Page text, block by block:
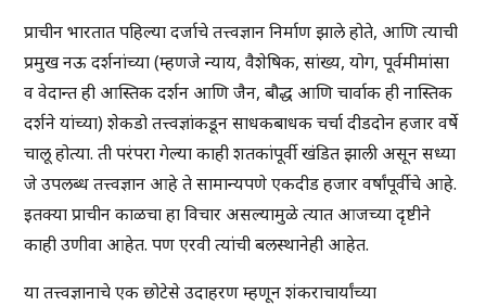
प्राचीन भारतात पहिल्या दर्जाचे तत्त्वज्ञान निर्माण झाले होते, आणि त्याची
प्रमुख नऊ दर्शनांच्या (म्हणजे न्याय, वैशेषिक, सांख्य, योग, पूर्वमीमांसा
व वेदान्त ही आस्तिक दर्शन आणि जैन, बौद्ध आणि चार्वाक ही नास्तिक
दर्शने यांच्या) शेकडो तत्त्वज्ञांकडून साधकबाधक चर्चा दीडदोन हजार वर्षे
चालू होत्या. ती परंपरा गेल्या काही शतकांपूर्वी खंडित झाली असून सध्या
जे उपलब्ध तत्त्वज्ञान आहे ते सामान्यपणे एकदीड हजार वर्षांपूर्वीचे आहे.
इतक्या प्राचीन काळचा हा विचार असल्यामुळे त्यात आजच्या दृष्टीने
काही उणीवा आहेत. पण एरवी त्यांची बलस्थानेही आहेत.
या तत्त्वज्ञानाचे एक छोटेसे उदाहरण म्हणून शंकराचार्यांच्या